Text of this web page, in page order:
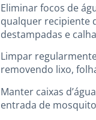
Eliminar focos de
qualquer recipiente
destampadas e
Limpar
removendo lixo,
Manter caixas
entrada de